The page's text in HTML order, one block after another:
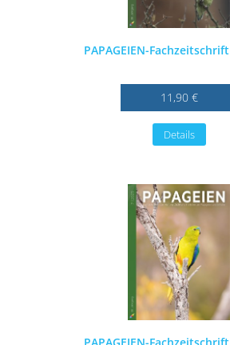
PAPAGEIEN-
11,90 €
Details